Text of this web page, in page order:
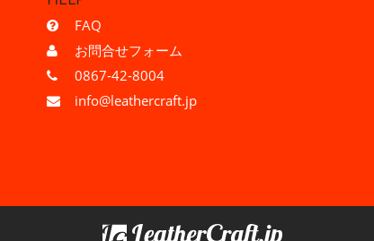
FAQ
お問合せフォーム
0867-42-8004
info@leathercraft.jp